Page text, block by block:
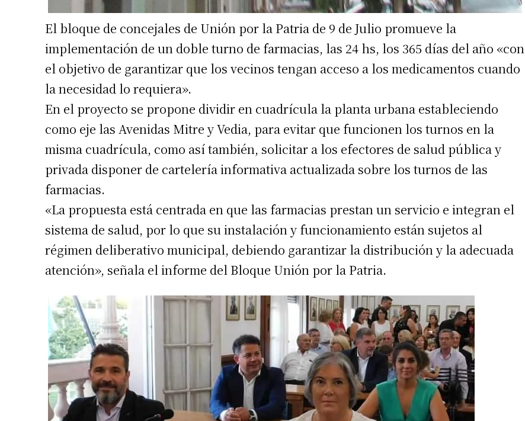
Suscribirme gratis
Dirección de correo electrónico
El bloque de concejales de Unión por la Patria de 9 de Julio promueve la
implementación de un doble turno de farmacias, las 24 hs, los 365 días del año «con
el objetivo de garantizar que los vecinos tengan acceso a los medicamentos cuando
la necesidad lo requiera».
En el proyecto se propone dividir en cuadrícula la planta urbana estableciendo
como eje las Avenidas Mitre y Vedia, para evitar que funcionen los turnos en la
misma cuadrícula, como así también, solicitar a los efectores de salud pública y
privada disponer de cartelería informativa actualizada sobre los turnos de las
farmacias.
«La propuesta está centrada en que las farmacias prestan un servicio e integran el
sistema de salud, por lo que su instalación y funcionamiento están sujetos al
régimen deliberativo municipal, debiendo garantizar la distribución y la adecuada
atención», señala el informe del Bloque Unión por la Patria.